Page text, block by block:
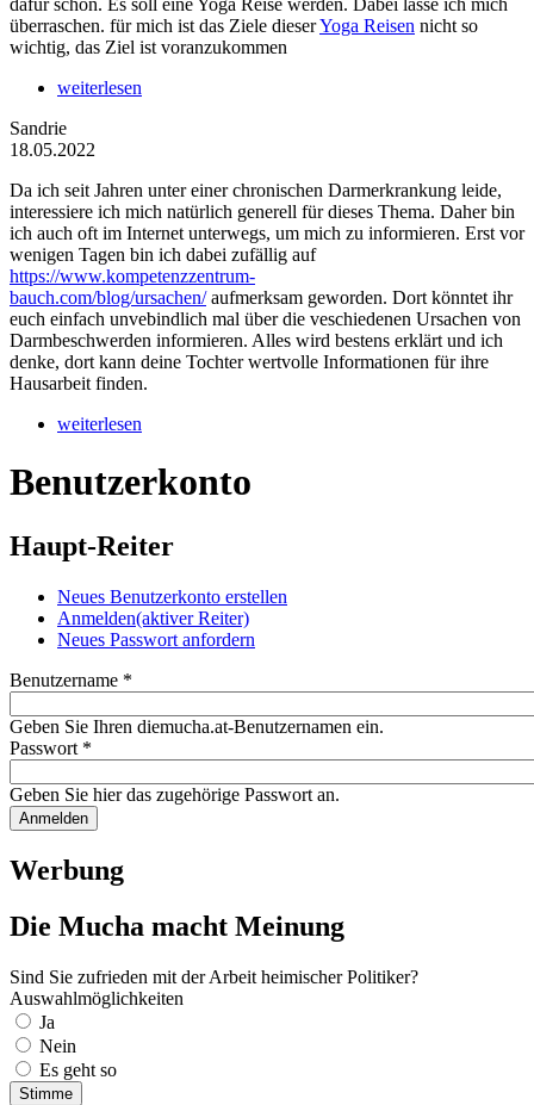
dafür schon. Es soll eine Yoga Reise werden. Dabei lasse ich mich
überraschen. für mich ist das Ziele dieserYoga Reisen nicht so
wichtig, das Ziel ist voranzukommen
weiterlesen
Sandrie
18.05.2022
Da ich seit Jahren unter einer chronischen Darmerkrankung leide,
interessiere ich mich natürlich generell für dieses Thema. Daher bin
ich auch oft im Internet unterwegs, um mich zu informieren. Erst vor
wenigen Tagen bin ich dabei zufällig auf
https://www.kompetenzzentrum-
bauch.com/blog/ursachen/aufmerksam geworden. Dort könntet ihr
euch einfach unvebindlich mal über die veschiedenen Ursachen von
Darmbeschwerden informieren. Alles wird bestens erklärt und ich
denke, dort kann deine Tochter wertvolle Informationen für ihre
Hausarbeit finden.
weiterlesen
Benutzerkonto
Haupt-Reiter
Neues Benutzerkonto erstellen
Anmelden(aktiver Reiter)
Neues Passwort anfordern
Benutzername *
Geben Sie Ihren diemucha.at-Benutzernamen ein.
Passwort *
Geben Sie hier das zugehörige Passwort an.
Werbung
Die Mucha macht Meinung
Sind Sie zufrieden mit der Arbeit heimischer Politiker?
Auswahlmöglichkeiten
Ja
Nein
Es geht so